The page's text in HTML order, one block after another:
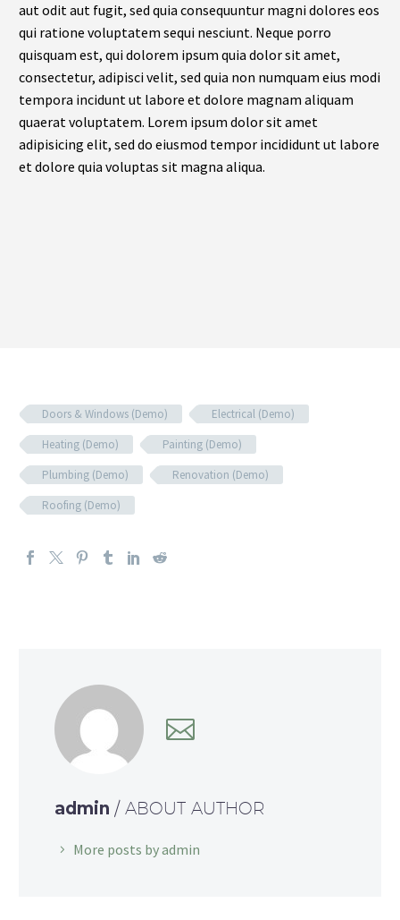
aut odit aut fugit, sed quia consequuntur magni dolores eos
qui ratione voluptatem sequi nesciunt. Neque porro
quisquam est, qui dolorem ipsum quia dolor sit amet,
consectetur, adipisci velit, sed quia non numquam eius modi
tempora incidunt ut labore et dolore magnam aliquam
quaerat voluptatem. Lorem ipsum dolor sit amet
adipisicing elit, sed do eiusmod tempor incididunt ut labore
et dolore quia voluptas sit magna aliqua.
Doors & Windows (Demo)
Electrical (Demo)
Heating (Demo)
Painting (Demo)
Plumbing (Demo)
Renovation (Demo)
Roofing (Demo)
admin / ABOUT AUTHOR
More posts by admin